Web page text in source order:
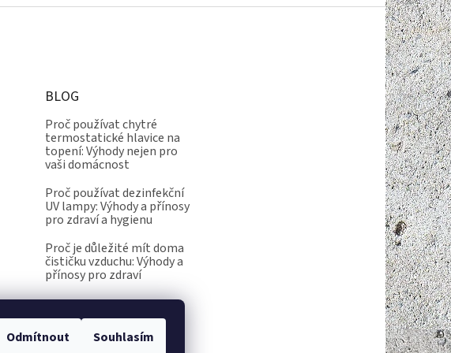
Odmítnout Souhlasím
BLOG
Proč používat chytré
termostatické hlavice na
topení: Výhody nejen pro
vaši domácnost
Proč používat dezinfekční
UV lampy: Výhody a přínosy
pro zdraví a hygienu
Proč je důležité mít doma
čističku vzduchu: Výhody a
přínosy pro zdraví